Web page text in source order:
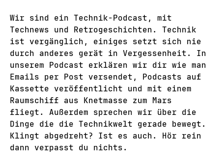
Wir sind ein Technik-Podcast, mit
Technews und Retrogeschichten. Technik
ist vergänglich, einiges setzt sich nie
durch anderes gerät in Vergessenheit. In
unserem Podcast erklären wir dir wie man
Emails per Post versendet, Podcasts auf
Kassette veröffentlicht und mit einem
Raumschiff aus Knetmasse zum Mars
fliegt. Außerdem sprechen wir über die
Dinge die die Technikwelt gerade bewegt.
Klingt abgedreht? Ist es auch. Hör rein
dann verpasst du nichts.